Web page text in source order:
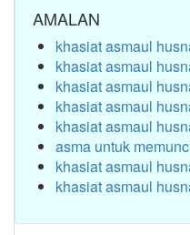
AMALAN
khasiat asmaul
khasiat asmaul
khasiat asmaul
khasiat asmaul
khasiat asmaul
asma untuk
khasiat asmaul
khasiat asmaul